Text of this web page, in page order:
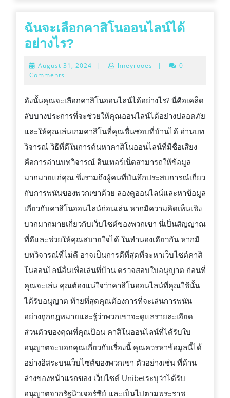
ฉันจะเลือกคาสิโนออนไลน์ได้
อย่างไร?
เลือก
สิ
โน
ออนไลน์
ได้
อย่างไร?
August 31, 2024 August
| hneyrooes |
0
Comments
ดังนั้นคุณจะเลือกคาสิโนออนไลน์ได้อย่างไร? นี่คือเคล็ด
ลับบางประการที่จะช่วยให้คุณออนไลน์ได้อย่างปลอดภัย
และให้คุณเล่นเกมคาสิโนที่คุณชื่นชอบที่บ้านได้ อ่านบท
วิจารณ์ วิธีที่ดีในการค้นหาคาสิโนออนไลน์ที่มีชื่อเสียง
คือการอ่านบทวิจารณ์ อินเทอร์เน็ตสามารถให้ข้อมูล
มากมายแก่คุณ ซึ่งรวมถึงผู้คนที่บันทึกประสบการณ์เกี่ยว
กับการพนันของพวกเขาด้วย ลองดูออนไลน์และหาข้อมูล
เกี่ยวกับคาสิโนออนไลน์ก่อนเล่น หากมีความคิดเห็นเชิง
บวกมากมายเกี่ยวกับเว็บไซต์ของพวกเขา นี่เป็นสัญญาณ
ที่ดีและช่วยให้คุณสบายใจได้ ในทำนองเดียวกัน หากมี
บทวิจารณ์ที่ไม่ดี อาจเป็นการดีที่สุดที่จะหาเว็บไซต์คาสิ
โนออนไลน์อื่นเพื่อเล่นที่บ้าน ตรวจสอบใบอนุญาต ก่อนที่
คุณจะเล่น คุณต้องแน่ใจว่าคาสิโนออนไลน์ที่คุณใช้นั้น
ได้รับอนุญาต ท้ายที่สุดคุณต้องการที่จะเล่นการพนัน
อย่างถูกกฎหมายและรู้ว่าพวกเขาจะดูแลรายละเอียด
ส่วนตัวของคุณที่คุณป้อน คาสิโนออนไลน์ที่ได้รับใบ
อนุญาตจะบอกคุณเกี่ยวกับเรื่องนี้ คุณควรหาข้อมูลนี้ได้
อย่างอิสระบนเว็บไซต์ของพวกเขา ตัวอย่างเช่น ที่ด้าน
ล่างของหน้าแรกของ เว็บไซต์ Unibetระบุว่าได้รับ
อนุญาตจากรัฐนิวเจอร์ซีย์ และเป็นไปตามพระราช